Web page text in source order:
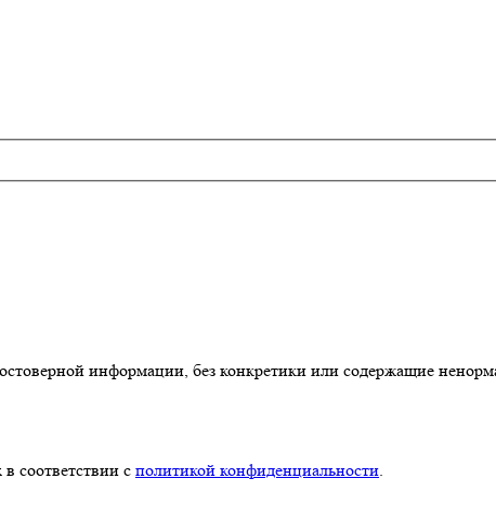
информации, без конкретики или содержащие
соответствии с политикой конфиденциальности.